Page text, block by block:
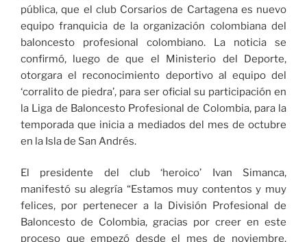
pública, que el club Corsarios de Cartagena es nuevo
equipo franquicia de la organización colombiana del
baloncesto profesional colombiano. La noticia se
confirmó, luego de que el Ministerio del Deporte,
otorgara el reconocimiento deportivo al equipo del
‘corralito de piedra’, para ser oficial su participación en
la Liga de Baloncesto Profesional de Colombia, para la
temporada que inicia a mediados del mes de octubre
en la Isla de San Andrés.
El presidente del club ‘heroico’ Ivan Simanca,
manifestó su alegría “Estamos muy contentos y muy
felices, por pertenecer a la División Profesional de
Baloncesto de Colombia, gracias por creer en este
proceso que empezó desde el mes de noviembre.